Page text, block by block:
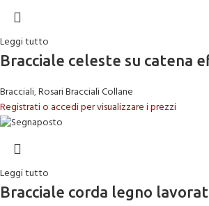
Leggi tutto
Bracciale celeste su catena
Bracciali,Rosari Bracciali Collane
Registrati o accedi per visualizzare i prezzi
Leggi tutto
Bracciale corda legno